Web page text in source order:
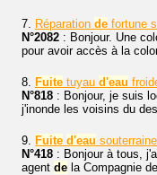
7. Réparation de fortune
N°2082 : Bonjour. Une
pour avoir accès à la
8. Fuite tuyau d'eau
N°818 : Bonjour, je suis
j'inonde les voisins du
9. Fuite d'eau souterraine
N°418 : Bonjour à tous,
agent de la Compagnie